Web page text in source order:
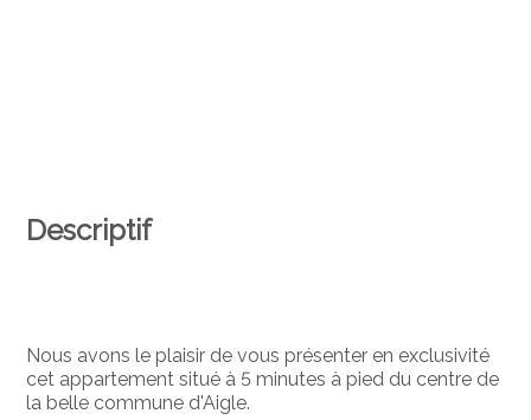
Descriptif
Nous avons le plaisir de vous présenter en exclusivité
cet appartement situé à 5 minutes à pied du centre de
la belle commune d'Aigle.